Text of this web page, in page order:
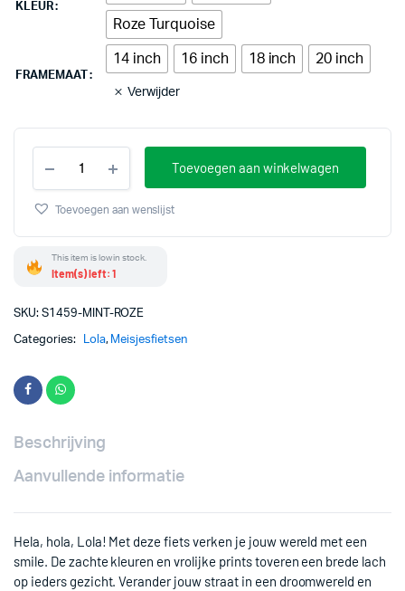
KLEUR
Roze Turquoise
FRAMEMAAT
14 inch 16 inch 18 inch 20 inch
Verwijder
stuks
Toevoegen aan winkelwagen
Toevoegen aan wenslijst
This item is low in stock.
Item(s) left: 1
SKU: S1459-MINT-ROZE
Categories: Lola, Meisjesfietsen
Beschrijving
Aanvullende informatie
Hela, hola, Lola! Met deze fiets verken je jouw wereld met een
smile. De zachte kleuren en vrolijke prints toveren een brede lach
op ieders gezicht. Verander jouw straat in een droomwereld en